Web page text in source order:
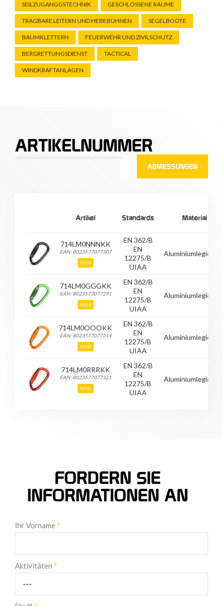
SEILZUGANGGSTECHNIK GESCHLOSSENE RÄUME
TRAGBARE LEITERN UND HEBEBÜHNEN SEGELBOOTE
BAUMKLETTERN FEUERWEHR UND ZIVILSCHUTZ
BERGRETTUNGSDIENST TACTICAL
WINDKRAFTANLAGEN
ARTIKELNUMMER
ABMESSUNGEN
Artikel Standards Material
714LM0NNNKK
EAN: 8023577077307
NEW
EN 362/B
EN
12275/B
UIAA
714LM0GGGKK
EAN: 8023577077291
NEW
EN 362/B
EN
12275/B
UIAA
714LM0OOOKK
EAN: 8023577077314
NEW
EN 362/B
EN
12275/B
UIAA
714LM0RRRKK
EAN: 8023577077321
NEW
EN 362/B
EN
12275/B
UIAA
FORDERN SIE
INFORMATIONEN AN
Ihr Vorname *
Aktivitäten *